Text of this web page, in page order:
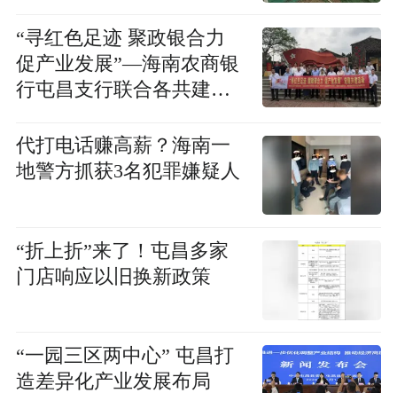
“寻红色足迹 聚政银合力
促产业发展”—海南农商银
行屯昌支行联合各共建单
代打电话赚高薪？海南一
地警方抓获3名犯罪嫌疑人
“折上折”来了！屯昌多家
门店响应以旧换新政策
“一园三区两中心” 屯昌打
造差异化产业发展布局